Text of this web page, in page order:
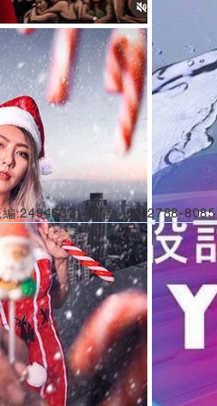
編:24946371 電話: (02)2788-8085